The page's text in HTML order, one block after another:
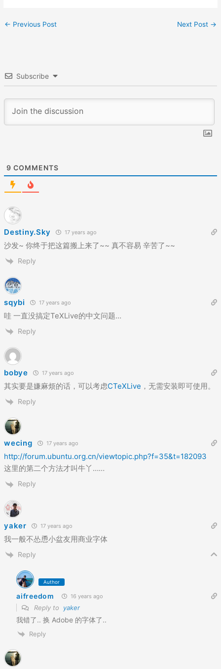
← Previous Post Next Post →
Subscribe
9 COMMENTS
Destiny.Sky 17 years ago
沙发~ 你终于把这篇搬上来了~~ 真不容易 辛苦了~~
Reply
sqybi 17 years ago
哇 一直没搞定TeXLive的中文问题…
Reply
bobye 17 years ago
其实要是嫌麻烦的话，可以考虑CTeXLive ，无需安装即可使用。
Reply
wecing 17 years ago
http://forum.ubuntu.org.cn/viewtopic.php?f=35&t=182093
这里的第二个方法才叫牛丫……
Reply
yaker 17 years ago
我一般不怂恿小盆友用商业字体
Reply
Author
aifreedom 16 years ago
Reply to yaker
我错了.. 换 Adobe 的字体了..
Reply